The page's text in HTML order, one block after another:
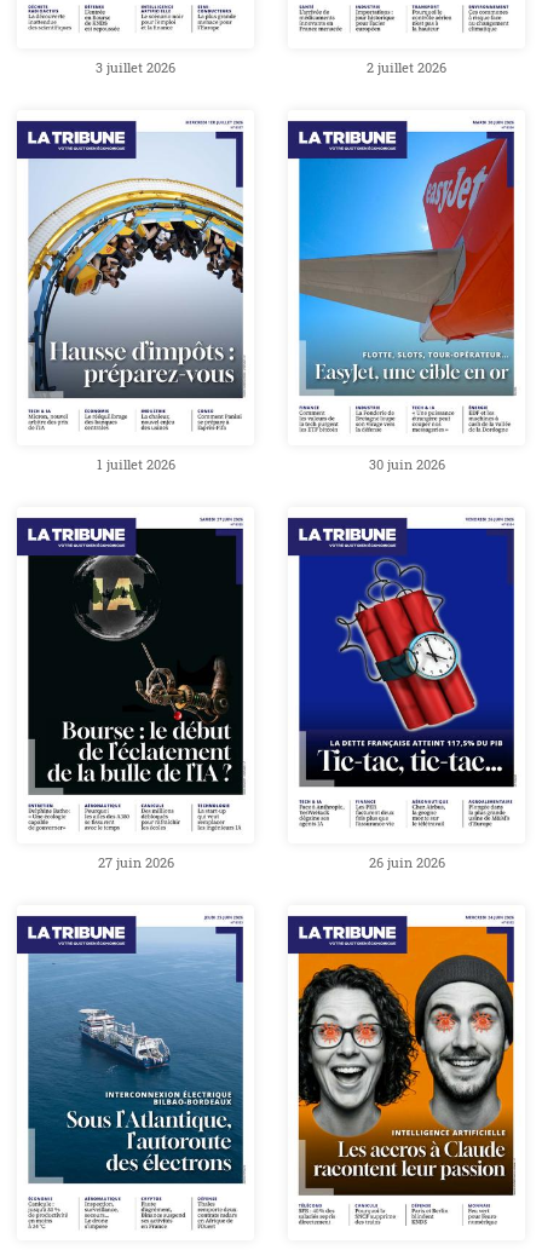
3 juillet 2026 2 juillet 2026
1 juillet 2026 30 juin 2026
27 juin 2026 26 juin 2026